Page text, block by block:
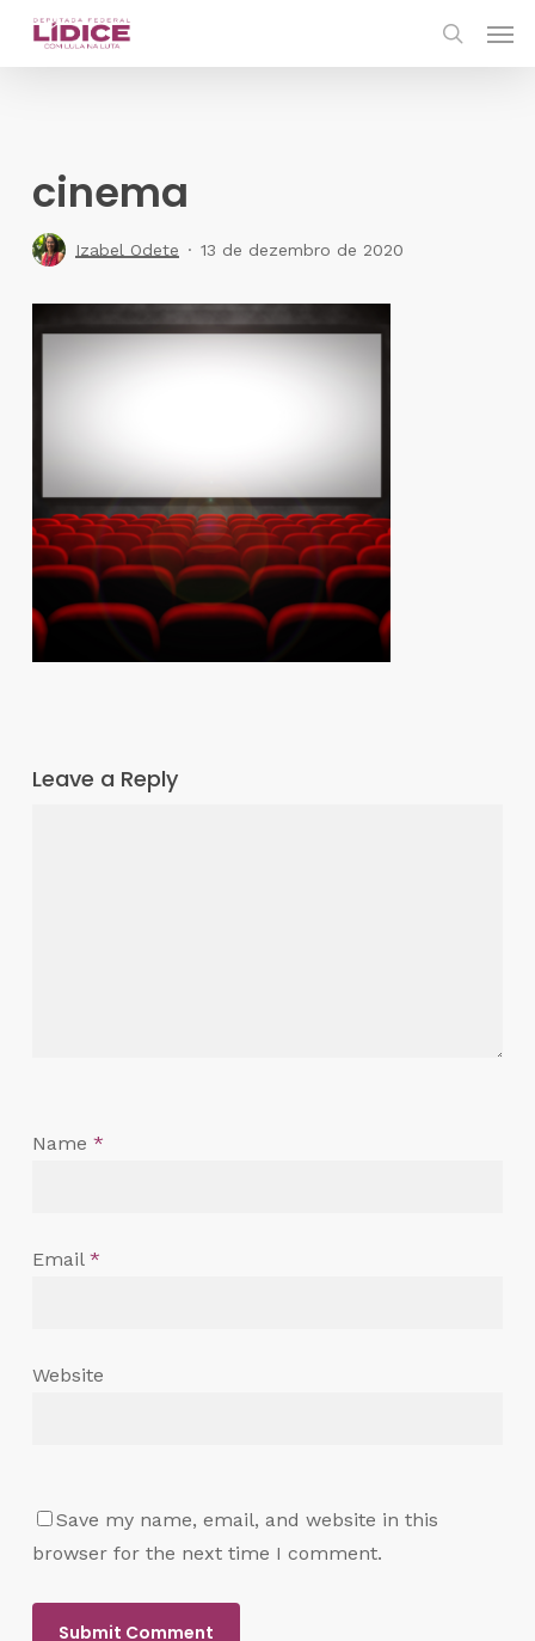
Skip
cinema
Izabel Odete 13 de dezembro de 2020
Leave a Reply
Name *
Email *
Website
Save my name, email, and website in this
browser for the next time I comment.